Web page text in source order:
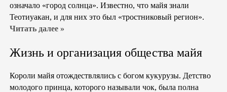
означало «город солнца». Известно, что майя знали
Теотиуакан, и для них это был «тростниковый регион».
Читать далее »
Жизнь и организация общества майя
Короли майя отождествлялись с богом кукурузы. Детство
молодого принца, которого называли чок, была полна